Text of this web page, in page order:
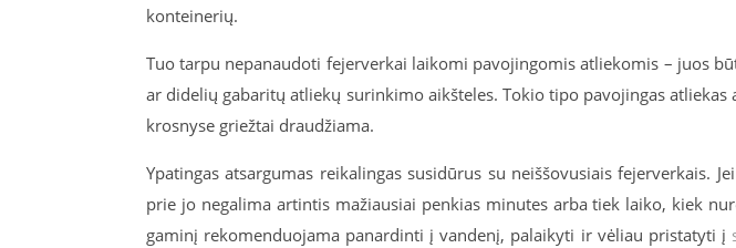
konteinerių.
Tuo tarpu nepanaudoti fejerverkai laikomi pavojingomis atliekomis – juos
ar didelių gabaritų atliekų surinkimo aikšteles. Tokio tipo pavojingas
krosnyse griežtai draudžiama.
Ypatingas atsargumas reikalingas susidūrus su neiššovusiais fejerverkais.
prie jo negalima artintis mažiausiai penkias minutes arba tiek laiko, kiek
gaminį rekomenduojama panardinti į vandenį, palaikyti ir vėliau pristatyti į